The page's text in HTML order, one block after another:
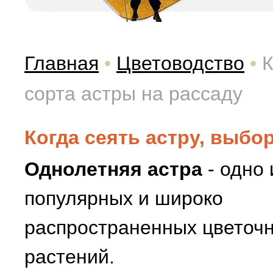
Главная • Цветоводство •
сорта астры на рассаду
Когда сеять астру,
Однолетняя астра - одно
популярных и широко
распространенных
растений.